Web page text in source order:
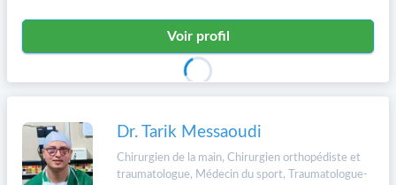
Voir profil
Dr. Tarik Messaoudi
Chirurgien de la main, Chirurgien orthopédiste et
traumatologue, Médecin du sport, Traumatologue-